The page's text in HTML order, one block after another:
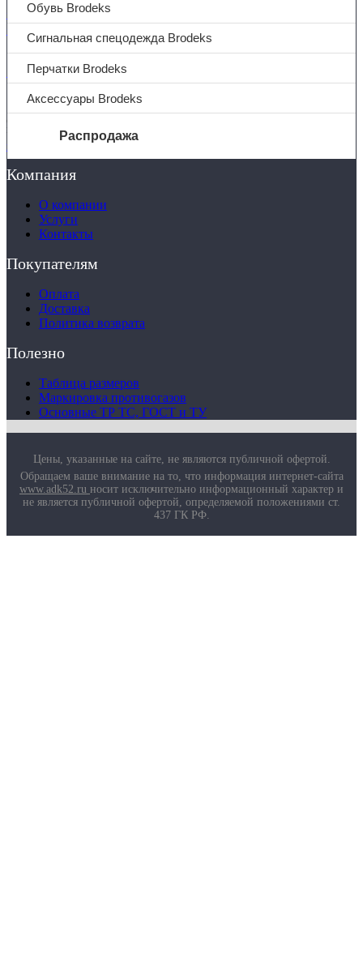
Обувь Brodeks
Сигнальная спецодежда Brodeks
Перчатки Brodeks
Аксессуары Brodeks
Распродажа
О компании
Доставка
Полезная информация
Таблица размеров
Основные ТР ТС, ГОСТ и ТУ
+7 (831) 214-01-31
+7 (831) 214-01-51
101@adk52.ru
Все права защищены
Политика конфиденциальности
Компания
О компании
Услуги
Контакты
Покупателям
Оплата
Доставка
Политика возврата
Полезно
Таблица размеров
Маркировка противогазов
Основные ТР ТС, ГОСТ и ТУ
Цены, указанные на сайте, не являются публичной офертой.
Обращаем ваше внимание на то, что информация интернет-сайта
www.adk52.ru носит исключительно информационный характер и
не является публичной офертой, определяемой положениями ст.
437 ГК РФ.